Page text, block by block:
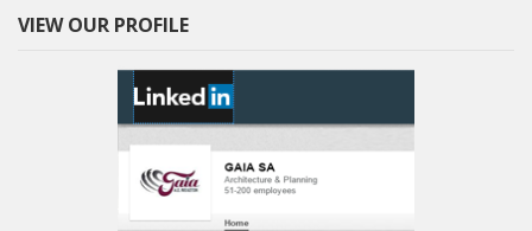
VIEW OUR PROFILE